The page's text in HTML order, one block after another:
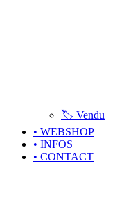
🏷️ Vendu
• WEBSHOP
• INFOS
• CONTACT